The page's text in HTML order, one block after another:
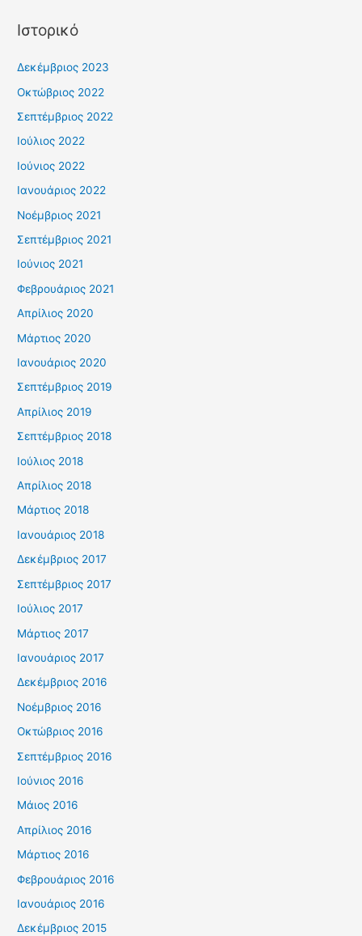
Ιστορικό
Δεκέμβριος 2023
Οκτώβριος 2022
Σεπτέμβριος 2022
Ιούλιος 2022
Ιούνιος 2022
Ιανουάριος 2022
Νοέμβριος 2021
Σεπτέμβριος 2021
Ιούνιος 2021
Φεβρουάριος 2021
Απρίλιος 2020
Μάρτιος 2020
Ιανουάριος 2020
Σεπτέμβριος 2019
Απρίλιος 2019
Σεπτέμβριος 2018
Ιούλιος 2018
Απρίλιος 2018
Μάρτιος 2018
Ιανουάριος 2018
Δεκέμβριος 2017
Σεπτέμβριος 2017
Ιούλιος 2017
Μάρτιος 2017
Ιανουάριος 2017
Δεκέμβριος 2016
Νοέμβριος 2016
Οκτώβριος 2016
Σεπτέμβριος 2016
Ιούνιος 2016
Μάιος 2016
Απρίλιος 2016
Μάρτιος 2016
Φεβρουάριος 2016
Ιανουάριος 2016
Δεκέμβριος 2015